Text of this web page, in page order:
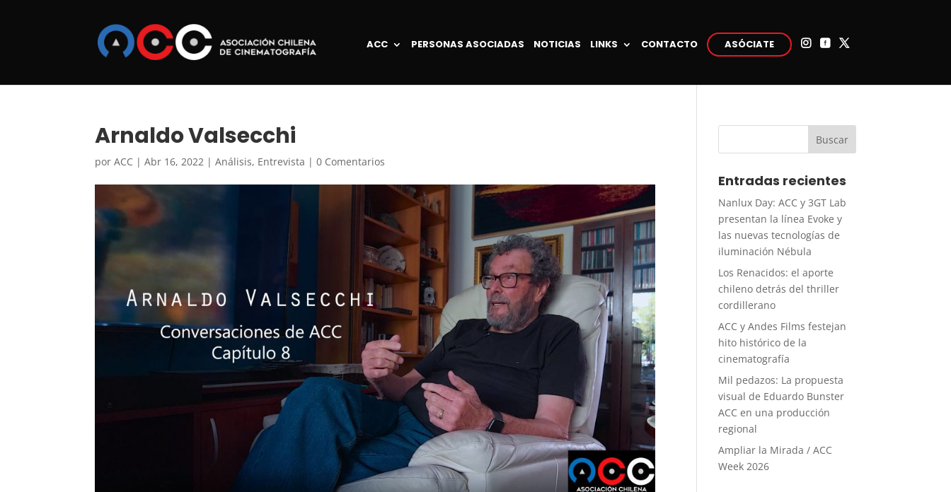
ACC PERSONAS ASOCIADAS NOTICIAS LINKS CONTACTO ASÓCIATE   
Arnaldo Valsecchi
porACC |Abr 16, 2022 |Análisis, Entrevista |0 Comentarios
Entradas recientes
Nanlux Day: ACC y 3GT Lab
presentan la línea Evoke y
las nuevas tecnologías de
iluminación Nébula
Los Renacidos: el aporte
chileno detrás del thriller
cordillerano
ACC y Andes Films festejan
hito histórico de la
cinematografía
Mil pedazos: La propuesta
visual de Eduardo Bunster
ACC en una producción
regional
Ampliar la Mirada / ACC
Week 2026